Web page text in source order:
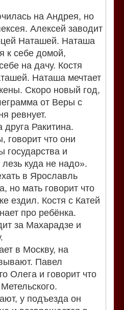
на Андрея, но
Алексей заводит
Наташей. Наташа
к себе домой,
на дачу. Костя
Наташа мечтает
Скоро новый год,
от Веры с
ревнует.
друга Ракитина.
говорит что они
и
куда не надо».
в Ярославль
но мать говорит что
ездил. Костя с Катей
про ребёнка.
за Махарадзе и
в Москву, на
Павел
Олега и говорит что
у подъезда он